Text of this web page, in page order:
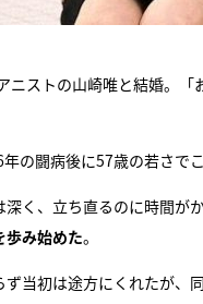
ニストの山崎唯と結婚。
の闘病後に57歳の若さで
く、立ち直るのに時間が
歩み始めた。
当初は途方にくれたが、